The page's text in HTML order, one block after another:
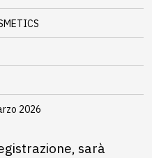
2026
sarà